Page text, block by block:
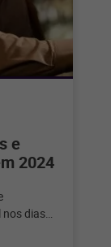
e
2024
nos dias